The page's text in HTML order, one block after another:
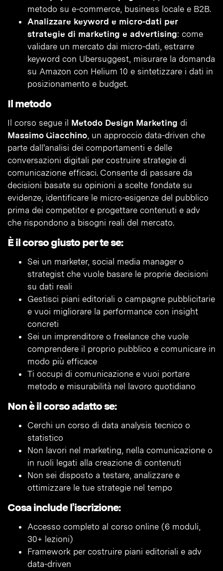
metodo su e-commerce, business locale e B2B.
Analizzare keyword e micro-dati per
strategie di marketing e advertising: come
validare un mercato dai micro-dati, estrarre
keyword con Ubersuggest, misurare la domanda
su Amazon con Helium 10 e sintetizzare i dati in
posizionamento e budget.
Il metodo
Il corso segue il Metodo Design Marketing di
Massimo Giacchino, un approccio data-driven che
parte dall'analisi dei comportamenti e delle
conversazioni digitali per costruire strategie di
comunicazione efficaci. Consente di passare da
decisioni basate su opinioni a scelte fondate su
evidenze, identificare le micro-esigenze del pubblico
prima dei competitor e progettare contenuti e adv
che rispondono a bisogni reali del mercato.
È il corso giusto per te se:
Sei un marketer, social media manager o
strategist che vuole basare le proprie decisioni
su dati reali
Gestisci piani editoriali o campagne pubblicitarie
e vuoi migliorare la performance con insight
concreti
Sei un imprenditore o freelance che vuole
comprendere il proprio pubblico e comunicare in
modo più efficace
Ti occupi di comunicazione e vuoi portare
metodo e misurabilità nel lavoro quotidiano
Non è il corso adatto se:
Cerchi un corso di data analysis tecnico o
statistico
Non lavori nel marketing, nella comunicazione o
in ruoli legati alla creazione di contenuti
Non sei disposto a testare, analizzare e
ottimizzare le tue strategie nel tempo
Cosa include l'iscrizione:
Accesso completo al corso online (6 moduli,
30+ lezioni)
Framework per costruire piani editoriali e adv
data-driven